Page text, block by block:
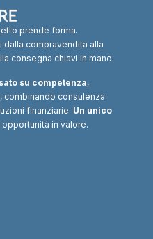
prende forma.
compravendita alla
consegna chiavi in mano.
su competenza,
combinando consulenza
finanziarie. Un unico
in valore.